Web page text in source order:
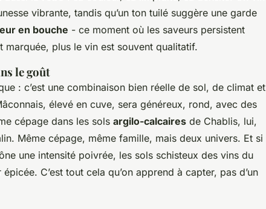
vibrante, tandis qu’un ton tuilé suggère une garde
en bouche - ce moment où les saveurs persistent
marquée, plus le vin est souvent qualitatif.
le goût
: c’est une combinaison bien réelle de sol, de climat et
élevé en cuve, sera généreux, rond, avec des
cépage dans les sols argilo-calcaires de Chablis, lui,
Même cépage, même famille, mais deux univers. Et si
une intensité poivrée, les sols schisteux des vins du
C’est tout cela qu’on apprend à capter, pas d’un